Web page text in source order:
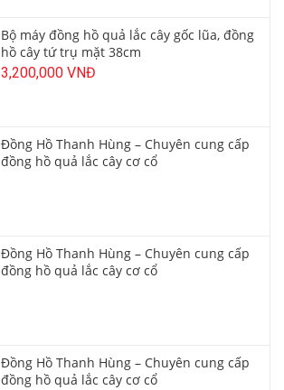
Bộ máy đồng hồ quả lắc cây gốc lũa, đồng
hồ cây tứ trụ mặt 38cm
3,200,000 VNĐ
Đồng Hồ Thanh Hùng – Chuyên cung cấp
đồng hồ quả lắc cây cơ cổ
Đồng Hồ Thanh Hùng – Chuyên cung cấp
đồng hồ quả lắc cây cơ cổ
Đồng Hồ Thanh Hùng – Chuyên cung cấp
đồng hồ quả lắc cây cơ cổ